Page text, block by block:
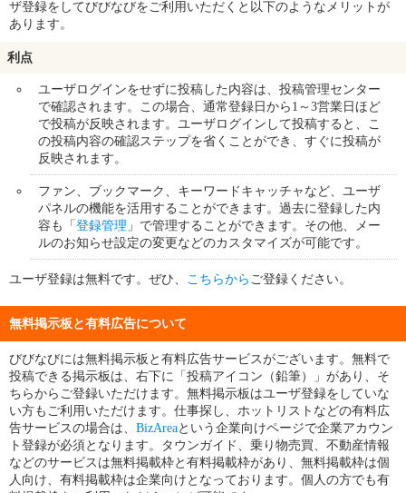
ザ登録をしてびびなびをご利用いただくと以下のようなメリットが
あります。
利点
ユーザログインをせずに投稿した内容は、投稿管理センター
で確認されます。この場合、通常登録日から1～3営業日ほど
で投稿が反映されます。ユーザログインして投稿すると、こ
の投稿内容の確認ステップを省くことができ、すぐに投稿が
反映されます。
ファン、ブックマーク、キーワードキャッチャなど、ユーザ
パネルの機能を活用することができます。過去に登録した内
容も「登録管理 」で管理することができます。その他、メー
ルのお知らせ設定の変更などのカスタマイズが可能です。
ユーザ登録は無料です。ぜひ、 こちらから ご登録ください。
無料掲示板と有料広告について
びびなびには無料掲示板と有料広告サービスがございます。無料で
投稿できる掲示板は、右下に「投稿アイコン（鉛筆）」があり、そ
ちらからご登録いただけます。無料掲示板はユーザ登録をしていな
い方もご利用いただけます。仕事探し、ホットリストなどの有料広
告サービスの場合は、 BizAreaという企業向けページで企業アカウン
ト登録が必須となります。タウンガイド、乗り物売買、不動産情報
などのサービスは無料掲載枠と有料掲載枠があり、無料掲載枠は個
人向け、有料掲載枠は企業向けとなっております。個人の方でも有